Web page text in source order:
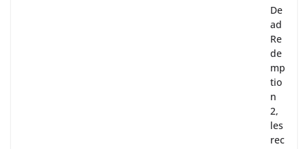
De
ad
Re
de
mp
tio
n
2,
les
rec